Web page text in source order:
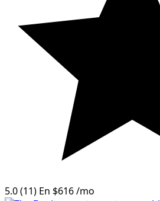
5.0(11) En $616/mo